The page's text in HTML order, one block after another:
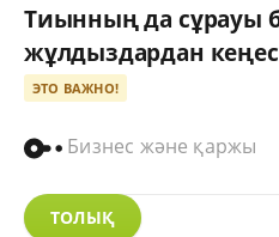
Тиынның да сұрауы
жұлдыздардан кеңес
ЭТО ВАЖНО!
Бизнес және қаржы
ТОЛЫҚ